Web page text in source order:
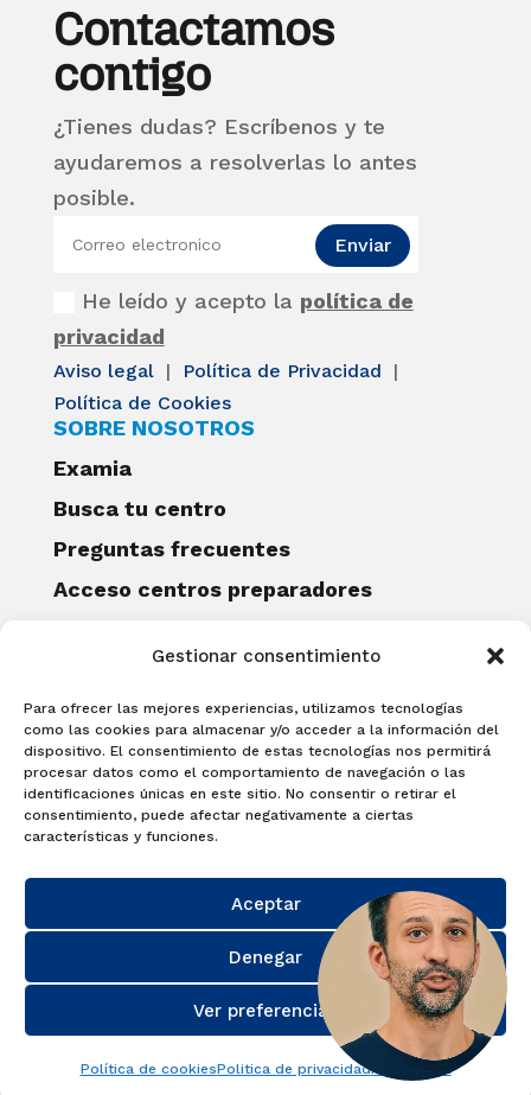
Gestionar consentimiento
Para ofrecer las mejores experiencias, utilizamos tecnologías
como las cookies para almacenar y/o acceder a la información del
dispositivo. El consentimiento de estas tecnologías nos permitirá
procesar datos como el comportamiento de navegación o las
identificaciones únicas en este sitio. No consentir o retirar el
consentimiento, puede afectar negativamente a ciertas
características y funciones.
Aceptar
Denegar
Ver preferencias
Política de cookiesPolitica de privacidadAviso Legal
Contactamos
contigo
¿Tienes dudas? Escríbenos y te
ayudaremos a resolverlas lo antes
posible.
He leído y acepto la política de
privacidad
Enviar
Aviso legal | Política de Privacidad
|
Política de Cookies
SOBRE NOSOTROS
Examia
Busca tu centro
Preguntas frecuentes
Acceso centros preparadores
Becas Examia
Contacto
CERTIFICACIONES
Linguaskill
Cambridge English Qualifications
EXAMÍNATE
Matricúlate con nosotros y obtén tu